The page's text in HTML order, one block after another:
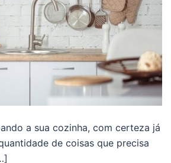
a sua cozinha, com certeza já
de coisas que precisa